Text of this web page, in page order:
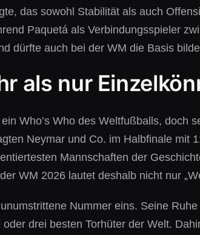
das sowohl Stabilität als auch
Paquetá als Verbindungsspieler
dürfte auch bei der WM die Basis
als nur
Who’s Who des Weltfußballs, doch
Neymar und Co. im Halbfinale mit
Mannschaften der
WM 2026 lautet deshalb nicht nur
Nummer eins. Seine
drei besten Torhüter der Welt.